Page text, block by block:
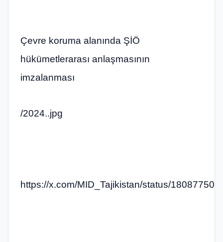
Çevre koruma alanında ŞİÖ
hükümetlerarası anlaşmasının
imzalanması
/2024..jpg
https://x.com/MID_Tajikistan/status/